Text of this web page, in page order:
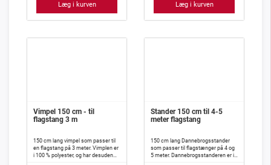
Læg i kurven Læg i kurven
Vimpel 150 cm - til
flagstang 3 m
150 cm lang vimpel som passer til
en flagstang på 3 meter. Vimplen er
i 100 % polyester, og har desuden
Stander 150 cm til 4-5
meter flagstang
150 cm lang Dannebrogsstander
som passer til flagstænger på 4 og
5 meter. Dannebrogsstanderen er i